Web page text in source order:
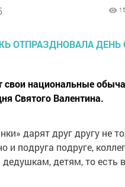
свои национальные
Святого Валентина.
дарят друг другу не
подруга подруге,
детям, то есть